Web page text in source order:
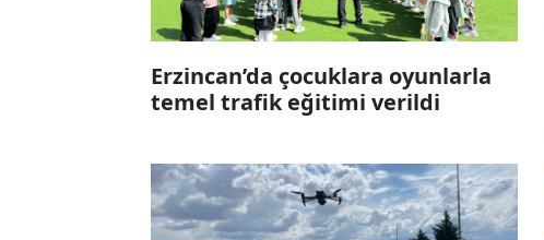
Erzincan’da çocuklara oyunlarla
temel trafik eğitimi verildi